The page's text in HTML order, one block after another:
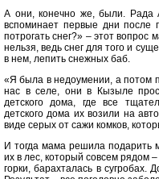
А они, конечно же, были. Рада
вспоминает первые дни
потрогать снег?» – этот
нельзя, ведь снег для того и
в нем, лепить снежных баб.
«Я была в недоумении, а потом
нас в селе, они в Кызыле
детского дома, где все
детского дома их возили на
виде серых от сажи комков,
И тогда мама решила подарить
их в лес, который совсем рядом
горки, барахталась в